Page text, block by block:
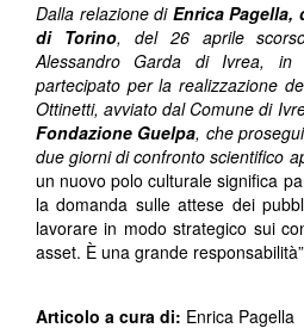
Dalla relazione di Enrica Pagella,
di Torino, del 26 aprile
Alessandro Garda di Ivrea, in
partecipato per la realizzazione
Ottinetti, avviato dal Comune di
Fondazione Guelpa, che
due giorni di confronto scientifico
un nuovo polo culturale significa
la domanda sulle attese dei
lavorare in modo strategico sui
asset. È una grande
Articolo a cura di: Enrica Pagella